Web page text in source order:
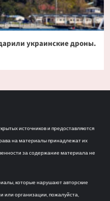
украинские дроны.
источников и предоставляются
на материалы принадлежат их
за содержание материала не
которые нарушают авторские
организации, пожалуйста,